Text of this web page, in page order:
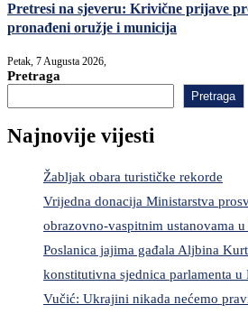
Pretresi na sjeveru: Krivične prijave
pronađeni oružje i municija
Petak, 7 Augusta 2026,
Pretraga
Pretraga
Najnovije vijesti
Žabljak obara turističke rekorde
Vrijedna donacija Ministarstva
obrazovno-vaspitnim ustanovama
Poslanica jajima gađala Aljbina
konstitutivna sjednica parlamenta u
Vučić: Ukrajini nikada nećemo